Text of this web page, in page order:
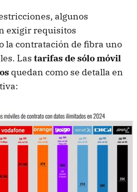
algunos
exigir requisitos
la contratación de fibra uno
Las tarifas de sólo móvil
quedan como se detalla en